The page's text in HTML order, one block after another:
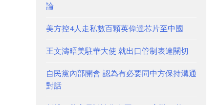
論
美方控4人走私數百顆英偉達芯片至中國
王文濤晤美駐華大使 就出口管制表達關切
自民黨內部開會 認為有必要同中方保持溝通
對話